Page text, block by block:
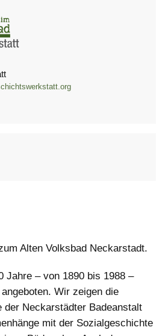
Alten Volksbad Neckarstadt.
Jahre – von 1890 bis 1988 –
Wir zeigen die
der Neckarstädter Badeanstalt
mit der Sozialgeschichte